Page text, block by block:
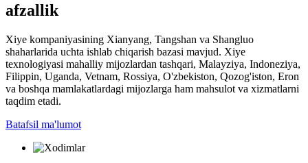
afzallik
Xiye kompaniyasining Xianyang, Tangshan va Shangluo
shaharlarida uchta ishlab chiqarish bazasi mavjud. Xiye
texnologiyasi mahalliy mijozlardan tashqari, Malayziya, Indoneziya,
Filippin, Uganda, Vetnam, Rossiya, O'zbekiston, Qozog'iston, Eron
va boshqa mamlakatlardagi mijozlarga ham mahsulot va xizmatlarni
taqdim etadi.
Batafsil ma'lumot